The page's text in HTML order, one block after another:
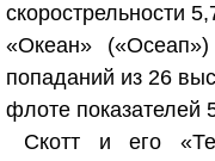
скорострельности
«Океан»
попаданий из 26
флоте показателей
Скотт и его